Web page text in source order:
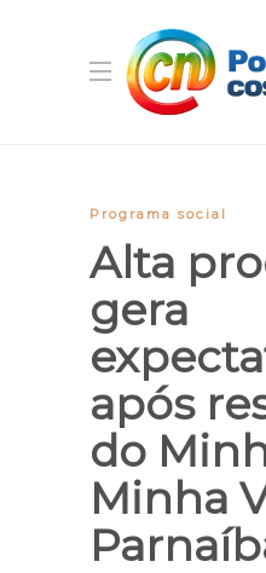
Programa social
Alta
gera
após
do
Minha